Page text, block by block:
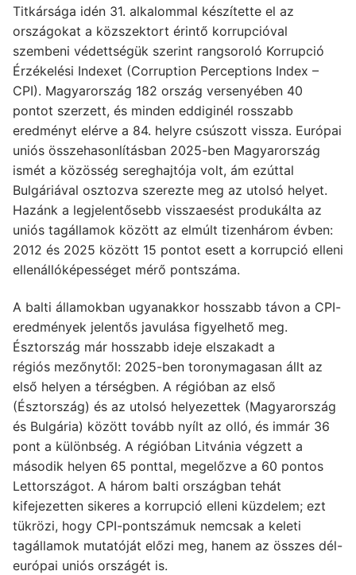
Titkársága idén 31. alkalommal készítette el az
országokat a közszektort érintő korrupcióval
szembeni védettségük szerint rangsoroló Korrupció
Érzékelési Indexet (Corruption Perceptions Index –
CPI). Magyarország 182 ország versenyében 40
pontot szerzett, és minden eddiginél rosszabb
eredményt elérve a 84. helyre csúszott vissza. Európai
uniós összehasonlításban 2025-ben Magyarország
ismét a közösség sereghajtója volt, ám ezúttal
Bulgáriával osztozva szerezte meg az utolsó helyet.
Hazánk a legjelentősebb visszaesést produkálta az
uniós tagállamok között az elmúlt tizenhárom évben:
2012 és 2025 között 15 pontot esett a korrupció elleni
ellenállóképességet mérő pontszáma.
A balti államokban ugyanakkor hosszabb távon a CPI-
eredmények jelentős javulása figyelhető meg.
Észtország már hosszabb ideje elszakadt a
régiós mezőnytől: 2025-ben toronymagasan állt az
első helyen a térségben. A régióban az első
(Észtország) és az utolsó helyezettek (Magyarország
és Bulgária) között tovább nyílt az olló, és immár 36
pont a különbség. A régióban Litvánia végzett a
második helyen 65 ponttal, megelőzve a 60 pontos
Lettországot. A három balti országban tehát
kifejezetten sikeres a korrupció elleni küzdelem; ezt
tükrözi, hogy CPI-pontszámuk nemcsak a keleti
tagállamok mutatóját előzi meg, hanem az összes dél-
európai uniós országét is.